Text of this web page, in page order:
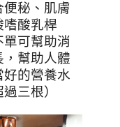
便秘、肌膚
嗜酸乳桿
可幫助消
幫助人體
好的營養水
三根）